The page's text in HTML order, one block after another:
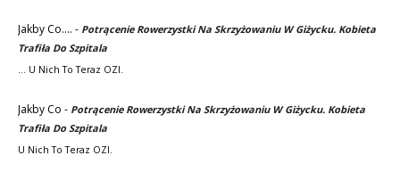
Jakby Co.... - Potrącenie Rowerzystki Na Skrzyżowaniu W Giżycku. Kobieta
Trafiła Do Szpitala
... U Nich To Teraz OZI.
Jakby Co - Potrącenie Rowerzystki Na Skrzyżowaniu W Giżycku. Kobieta
Trafiła Do Szpitala
U Nich To Teraz OZI.